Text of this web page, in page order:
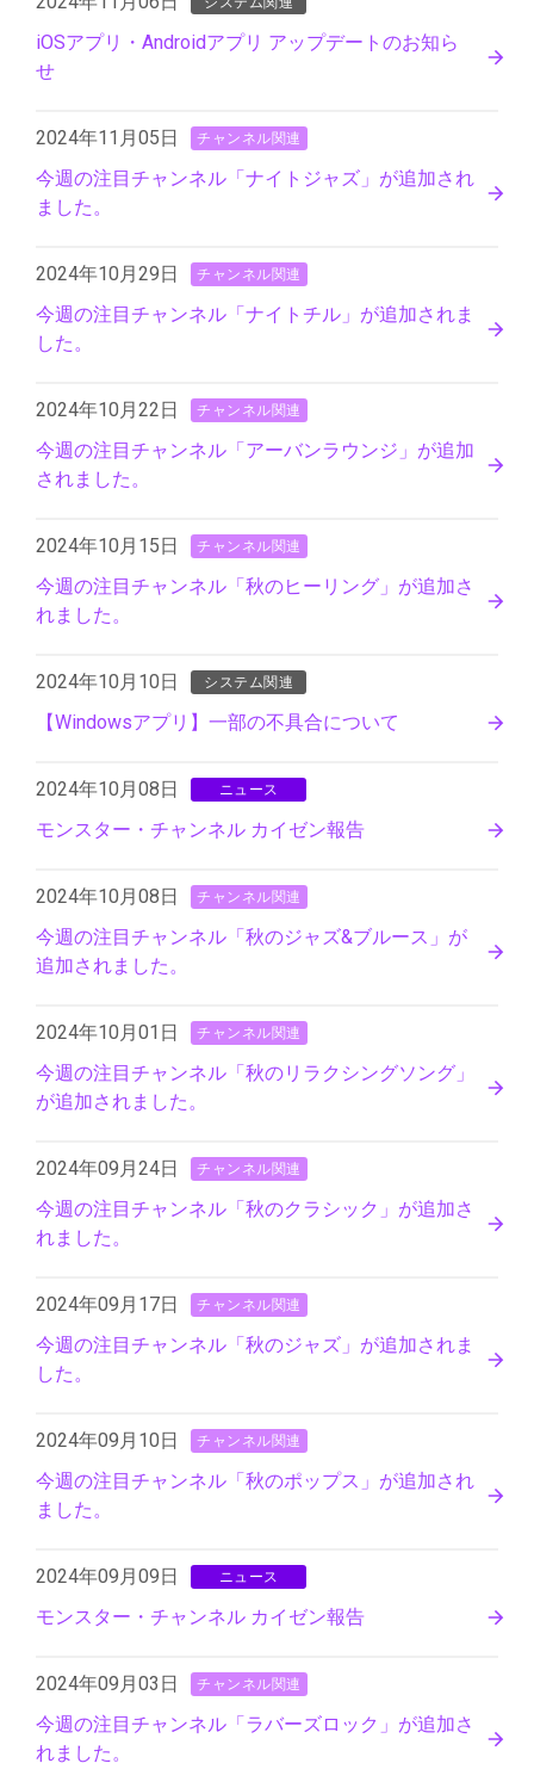
iOSアプリ・Androidアプリ アップデートのお知ら
せ
2024年11月05日 チャンネル関連
今週の注目チャンネル「ナイトジャズ」が追加され
ました。
2024年10月29日 チャンネル関連
今週の注目チャンネル「ナイトチル」が追加されま
した。
2024年10月22日 チャンネル関連
今週の注目チャンネル「アーバンラウンジ」が追加
されました。
2024年10月15日 チャンネル関連
今週の注目チャンネル「秋のヒーリング」が追加さ
れました。
2024年10月10日 システム関連
【Windowsアプリ】一部の不具合について
2024年10月08日 ニュース
モンスター・チャンネル カイゼン報告
2024年10月08日 チャンネル関連
今週の注目チャンネル「秋のジャズ&ブルース」が
追加されました。
2024年10月01日 チャンネル関連
今週の注目チャンネル「秋のリラクシングソング」
が追加されました。
2024年09月24日 チャンネル関連
今週の注目チャンネル「秋のクラシック」が追加さ
れました。
2024年09月17日 チャンネル関連
今週の注目チャンネル「秋のジャズ」が追加されま
した。
2024年09月10日 チャンネル関連
今週の注目チャンネル「秋のポップス」が追加され
ました。
2024年09月09日 ニュース
モンスター・チャンネル カイゼン報告
2024年09月03日 チャンネル関連
今週の注目チャンネル「ラバーズロック」が追加さ
れました。